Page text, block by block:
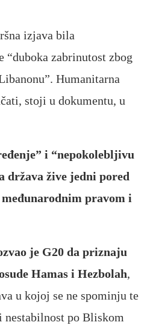
izjava bila
zabrinutost zbog
Humanitarna
stoji u dokumentu, u
i “nepokolebljivu
država žive jedni pored
pravom i
je G20 da priznaju
Hamas i Hezbolah,
u kojoj se ne spominju te
nestabilnost po Bliskom